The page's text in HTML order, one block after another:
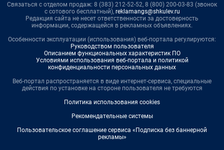
Связаться с отделом продаж: 8 (383) 212-52-52, 8 (800) 200-03-83 (звонок
с сотового бесплатный), reklamangs@shkulev.ru
Редакция сайта не несет ответственности за достоверность
информации, содержащейся в рекламных объявлениях.
Особенности эксплуатации (использования) веб-портала регулируются:
Руководством пользователя
Описанием функциональных характеристик ПО
Условиями использования веб-портала и политикой
конфиденциальности персональных данных
Веб-портал распространяется в виде интернет-сервиса, специальные
действия по установке на стороне пользователя не требуются
Политика использования cookies
Рекомендательные системы
Пользовательское соглашение сервиса «Подписка без баннерной
рекламы»